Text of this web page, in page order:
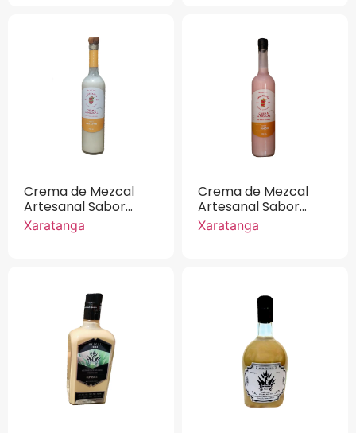
Crema de Mezcal
Artesanal Sabor
Mazapán Xaratanga
750 ml.
Xaratanga
Crema de Mezcal
Artesanal Sabor
Piñón Xaratanga 750
ml.
Xaratanga